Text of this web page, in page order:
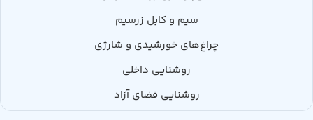
سیم و کابل زرسیم
چراغ‌های خورشیدی و شارژی
روشنایی داخلی
روشنایی فضای آزاد